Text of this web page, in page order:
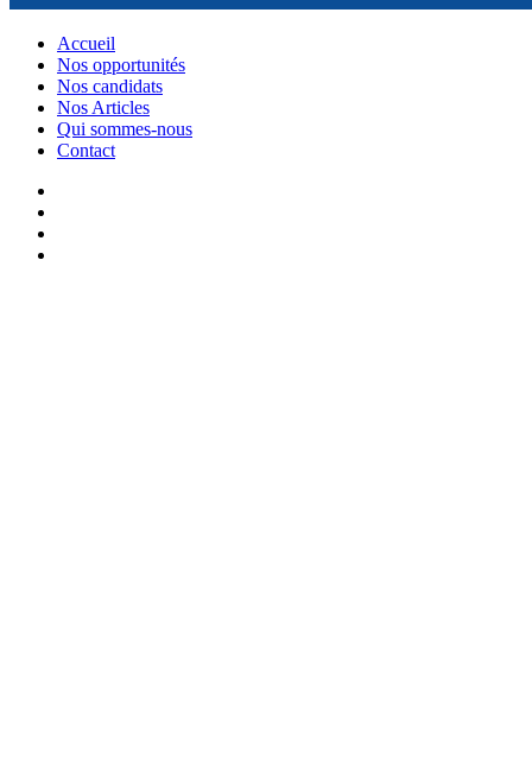
Accueil
Nos opportunités
Nos candidats
Nos Articles
Qui sommes-nous
Contact